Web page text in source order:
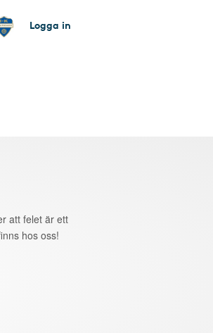
Logga in
att felet är ett
hos oss!